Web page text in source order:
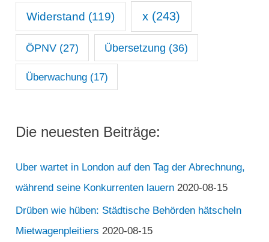
Widerstand (119) x(243)
ÖPNV(27) Übersetzung (36)
Überwachung(17)
Die neuesten Beiträge:
Uber wartet in London auf den Tag der Abrechnung,
während seine Konkurrenten lauern 2020-08-15
Drüben wie hüben: Städtische Behörden hätscheln
Mietwagenpleitiers 2020-08-15